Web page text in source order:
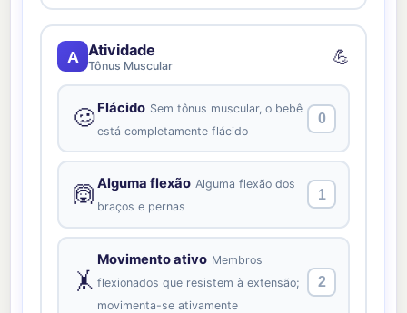
A Atividade
Tônus Muscular 💪
🥴 Flácido Sem tônus muscular, o bebê
está completamente flácido
0
🙆 Alguma flexão Alguma flexão dos
braços e pernas
1
🤸
Movimento ativo Membros
flexionados que resistem à extensão;
movimenta-se ativamente
2